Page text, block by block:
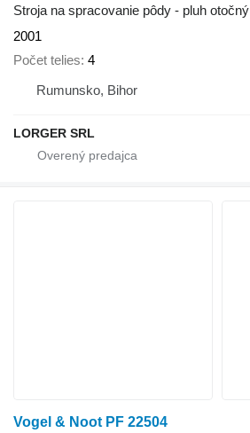
Stroja na spracovanie pôdy - pluh otočný
2001
Počet telies 4
Rumunsko, Bihor
LORGER SRL
Vogel & Noot PF 22504